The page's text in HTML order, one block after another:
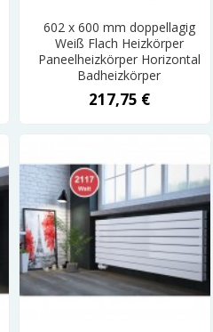
602 x 600 mm doppellagig
Weiß Flach Heizkörper
Paneelheizkörper Horizontal
Badheizkörper
217,75 €